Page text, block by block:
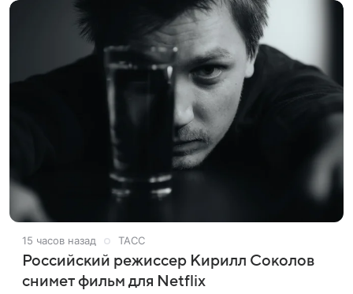
15 часов назад ТАСС
Российский режиссер Кирилл Соколов
снимет фильм для Netflix